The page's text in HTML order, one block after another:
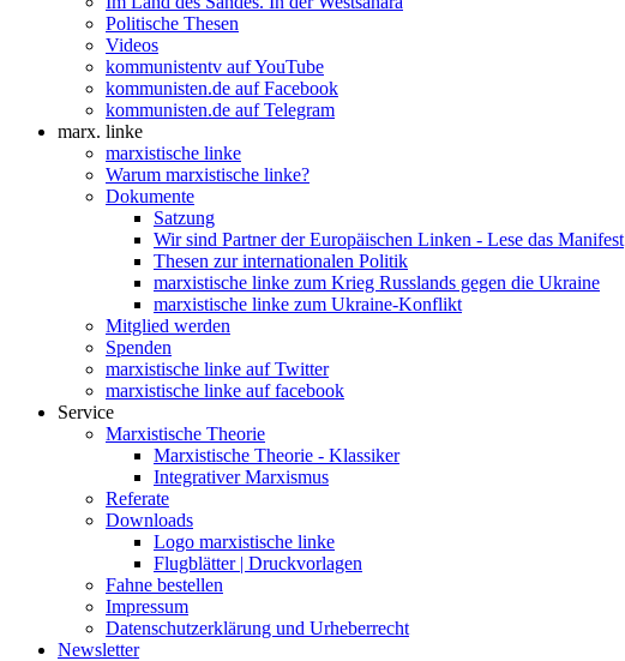
Politische Thesen
Videos
kommunistentv auf YouTube
kommunisten.de auf Facebook
kommunisten.de auf Telegram
marx. linke
marxistische linke
Warum marxistische linke?
Dokumente
Satzung
Wir sind Partner der Europäischen Linken - Lese das Manifest
Thesen zur internationalen Politik
marxistische linke zum Krieg Russlands gegen die Ukraine
marxistische linke zum Ukraine-Konflikt
Mitglied werden
Spenden
marxistische linke auf Twitter
marxistische linke auf facebook
Service
Marxistische Theorie
Marxistische Theorie - Klassiker
Integrativer Marxismus
Referate
Downloads
Logo marxistische linke
Flugblätter | Druckvorlagen
Fahne bestellen
Impressum
Datenschutzerklärung und Urheberrecht
Newsletter